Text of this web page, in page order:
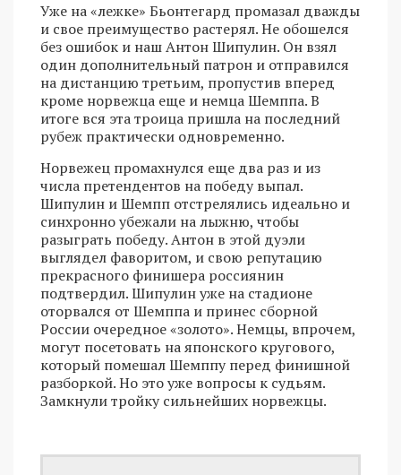
Уже на «лежке» Бьонтегард промазал дважды
и свое преимущество растерял. Не обошелся
без ошибок и наш Антон Шипулин. Он взял
один дополнительный патрон и отправился
на дистанцию третьим, пропустив вперед
кроме норвежца еще и немца Шемппа. В
итоге вся эта троица пришла на последний
рубеж практически одновременно.
Норвежец промахнулся еще два раз и из
числа претендентов на победу выпал.
Шипулин и Шемпп отстрелялись идеально и
синхронно убежали на лыжню, чтобы
разыграть победу. Антон в этой дуэли
выглядел фаворитом, и свою репутацию
прекрасного финишера россиянин
подтвердил. Шипулин уже на стадионе
оторвался от Шемппа и принес сборной
России очередное «золото». Немцы, впрочем,
могут посетовать на японского кругового,
который помешал Шемппу перед финишной
разборкой. Но это уже вопросы к судьям.
Замкнули тройку сильнейших норвежцы.